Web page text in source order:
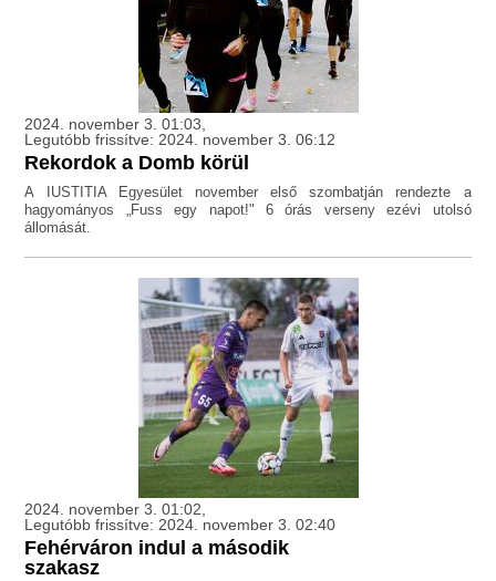
2024. november 3. 01:03,
Legutóbb frissítve: 2024. november 3. 06:12
Rekordok a Domb körül
A IUSTITIA Egyesület november első szombatján rendezte a
hagyományos „Fuss egy napot!" 6 órás verseny ezévi utolsó
állomását.
2024. november 3. 01:02,
Legutóbb frissítve: 2024. november 3. 02:40
Fehérváron indul a második
szakasz